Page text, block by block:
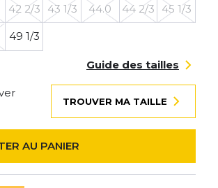
42 2/3 43 1/3 44.0 44 2/3 45 1/3
49 1/3
Guide des tailles
TROUVER MA TAILLE
AU PANIER